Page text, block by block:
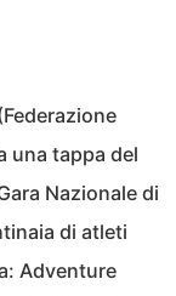
una tappa del
Nazionale di
di atleti
Adventure